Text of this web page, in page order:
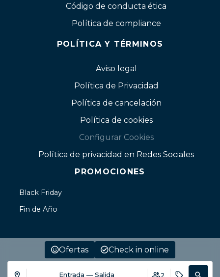
Ofertas Check in online
Entrada — Salida 2
Código de conducta ética
Política de compliance
POLÍTICA Y TÉRMINOS
Aviso legal
Política de Privacidad
Política de cancelación
Política de cookies
Configurar Cookies
Política de privacidad en Redes Sociales
PROMOCIONES
Black Friday
Fin de Año